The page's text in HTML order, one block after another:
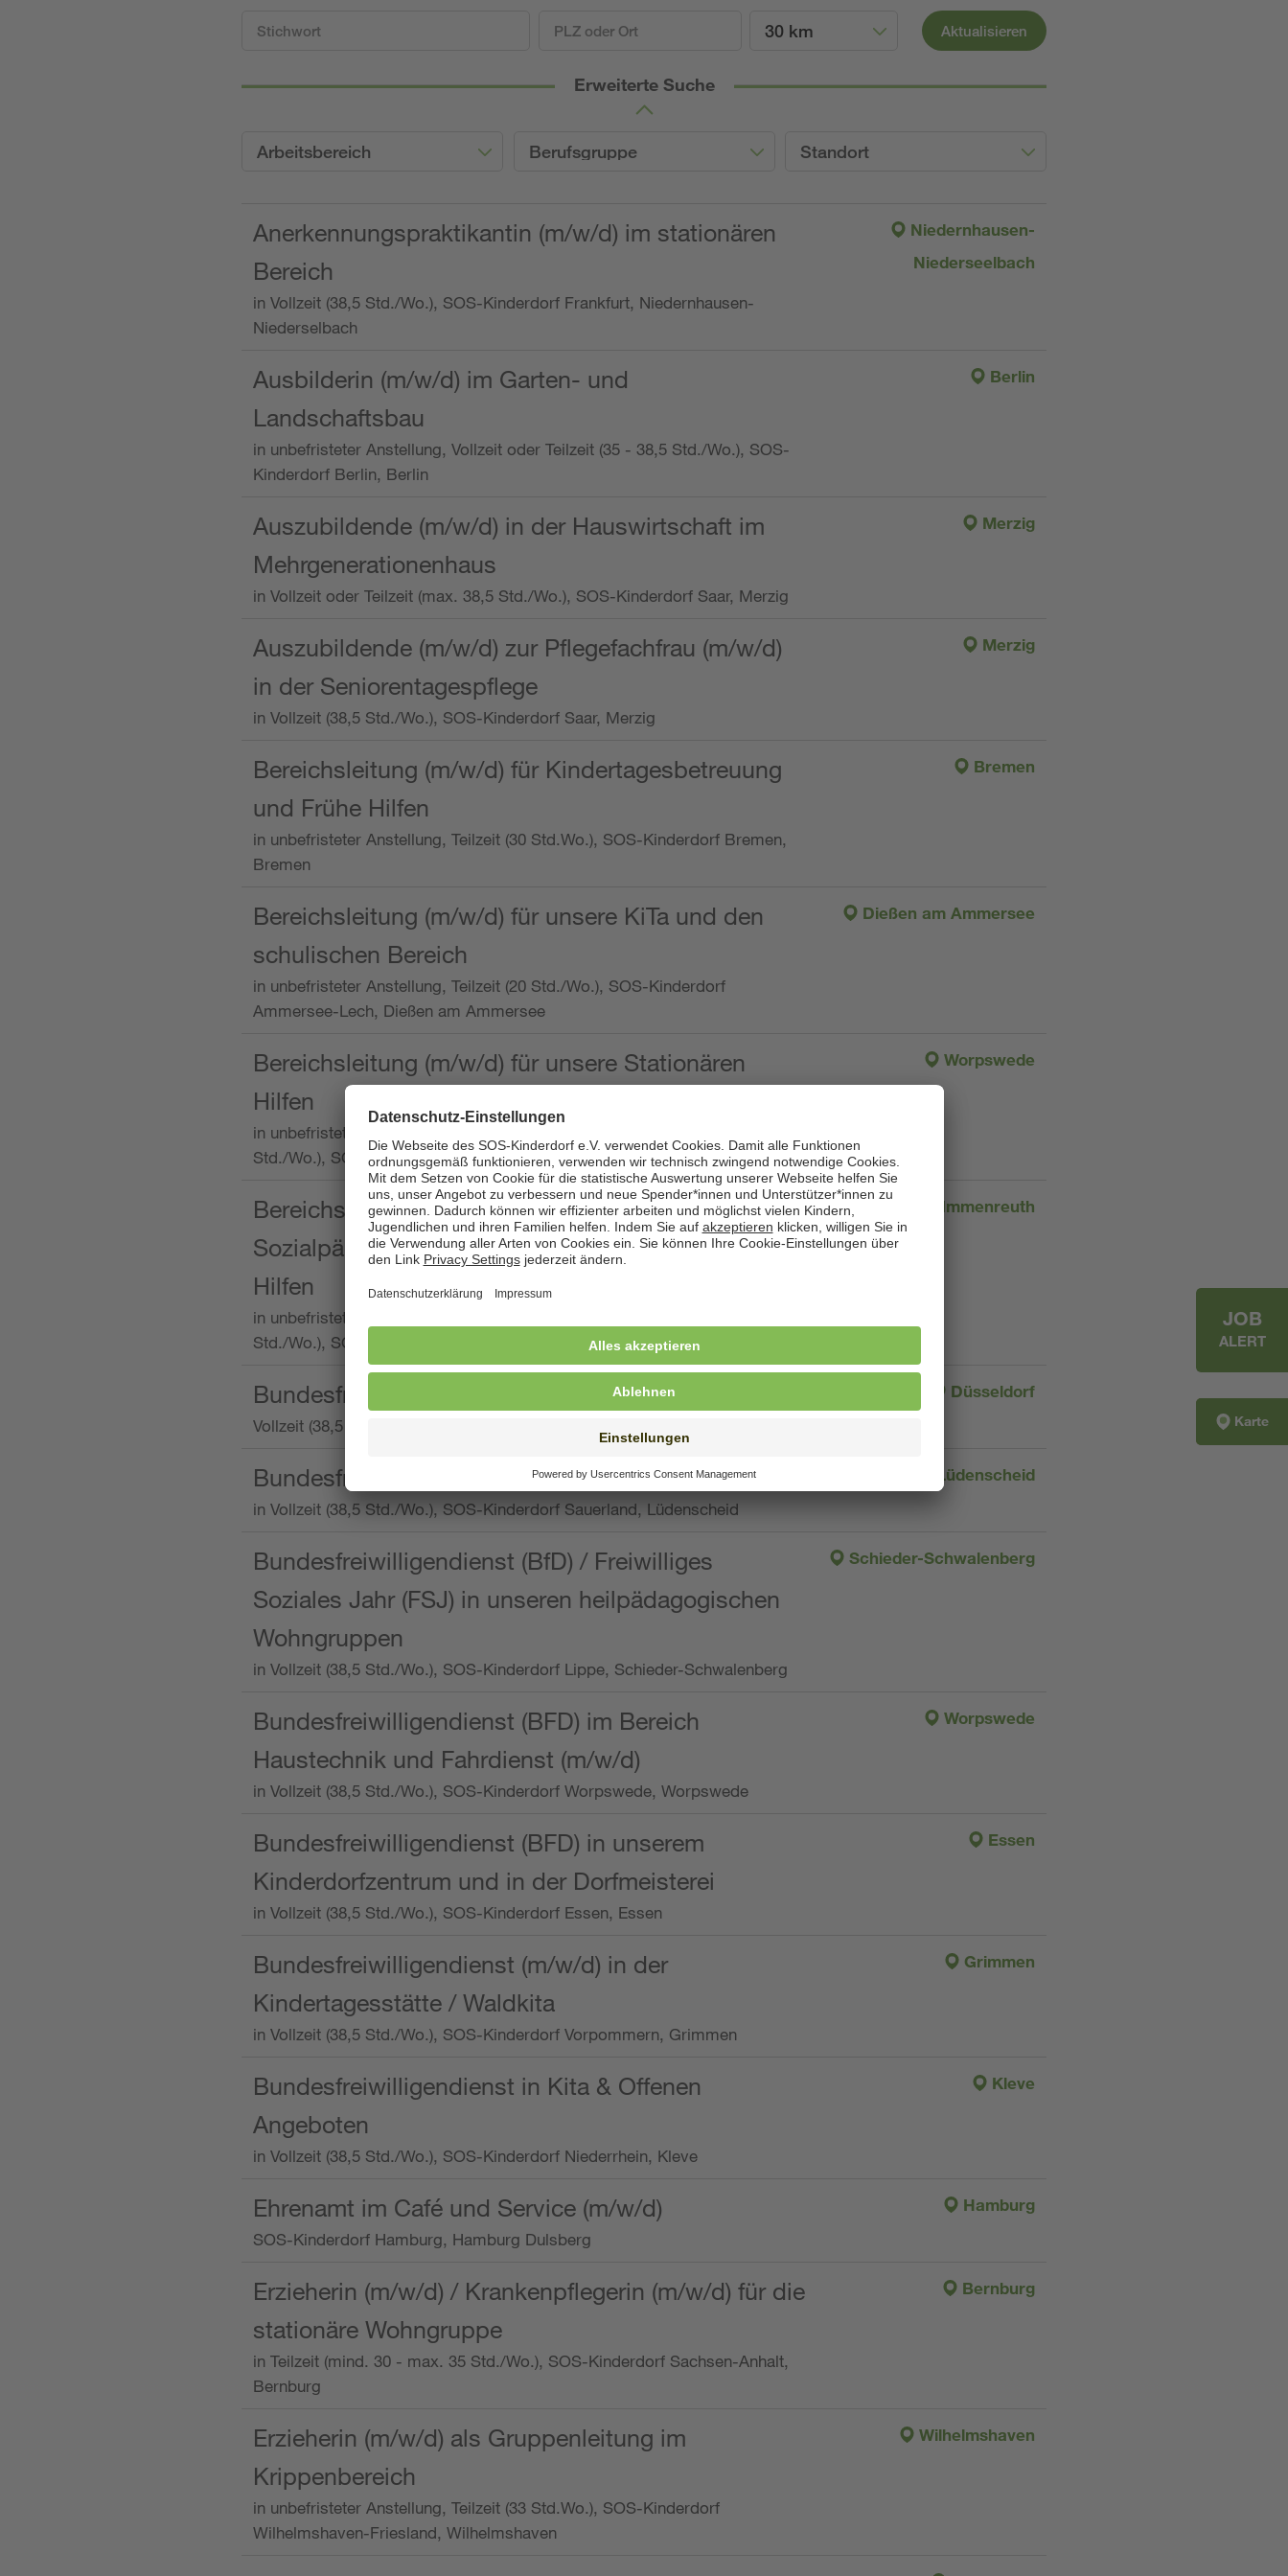
30 km Aktualisieren
Erweiterte Suche
Arbeitsbereich Berufsgruppe Standort
Anerkennungspraktikantin (m/w/d) im stationären
Bereich
in Vollzeit (38,5 Std./Wo.), SOS-Kinderdorf Frankfurt, Niedernhausen-
Niederselbach
Niedernhausen-
Niederseelbach
Ausbilderin (m/w/d) im Garten- und
Landschaftsbau
in unbefristeter Anstellung, Vollzeit oder Teilzeit (35 - 38,5 Std./Wo.), SOS-
Kinderdorf Berlin, Berlin
Berlin
Auszubildende (m/w/d) in der Hauswirtschaft im
Mehrgenerationenhaus
in Vollzeit oder Teilzeit (max. 38,5 Std./Wo.), SOS-Kinderdorf Saar, Merzig
Merzig
Auszubildende (m/w/d) zur Pflegefachfrau (m/w/d)
in der Seniorentagespflege
in Vollzeit (38,5 Std./Wo.), SOS-Kinderdorf Saar, Merzig
Merzig
Bereichsleitung (m/w/d) für Kindertagesbetreuung
und Frühe Hilfen
in unbefristeter Anstellung, Teilzeit (30 Std.Wo.), SOS-Kinderdorf Bremen,
Bremen
Bremen
Bereichsleitung (m/w/d) für unsere KiTa und den
schulischen Bereich
in unbefristeter Anstellung, Teilzeit (20 Std./Wo.), SOS-Kinderdorf
Ammersee-Lech, Dießen am Ammersee
Dießen am Ammersee
Bereichsleitung (m/w/d) für unsere Stationären
Hilfen
in unbefristeter Anstellung, Vollzeit oder Teilzeit (mind. 30 - max. 38,5
Std./Wo.), SOS-Kinderdorf Worpswede,
Worpswede
Bereichsleitung mit der Qualifikation als
Sozialpädagogin (m/w/d) und die Ambulanten
Hilfen
in unbefristeter Anstellung, Vollzeit oder Teilzeit (min. 34 bis max. 38,5
Std./Wo.), SOS-Kinderdorf Oberpfalz, Immenreuth
Immenreuth
Bundesfreiwilligendienst
Vollzeit (38,5 Stunden pro Woche), SOS-Kinderdorf Düsseldorf
Düsseldorf
Bundesfreiwilligendienst
in Vollzeit (38,5 Std./Wo.), SOS-Kinderdorf Sauerland, Lüdenscheid
Lüdenscheid
Bundesfreiwilligendienst (BfD) / Freiwilliges
Soziales Jahr (FSJ) in unseren heilpädagogischen
Wohngruppen
in Vollzeit (38,5 Std./Wo.), SOS-Kinderdorf Lippe, Schieder-Schwalenberg
Schieder-Schwalenberg
Bundesfreiwilligendienst (BFD) im Bereich
Haustechnik und Fahrdienst (m/w/d)
in Vollzeit (38,5 Std./Wo.), SOS-Kinderdorf Worpswede, Worpswede
Worpswede
Bundesfreiwilligendienst (BFD) in unserem
Kinderdorfzentrum und in der Dorfmeisterei
in Vollzeit (38,5 Std./Wo.), SOS-Kinderdorf Essen, Essen
Essen
Bundesfreiwilligendienst (m/w/d) in der
Kindertagesstätte / Waldkita
in Vollzeit (38,5 Std./Wo.), SOS-Kinderdorf Vorpommern, Grimmen
Grimmen
Bundesfreiwilligendienst in Kita & Offenen
Angeboten
in Vollzeit (38,5 Std./Wo.), SOS-Kinderdorf Niederrhein, Kleve
Kleve
Ehrenamt im Café und Service (m/w/d)
SOS-Kinderdorf Hamburg, Hamburg Dulsberg
Hamburg
Erzieherin (m/w/d) / Krankenpflegerin (m/w/d) für die
stationäre Wohngruppe
in Teilzeit (mind. 30 - max. 35 Std./Wo.), SOS-Kinderdorf Sachsen-Anhalt,
Bernburg
Bernburg
Erzieherin (m/w/d) als Gruppenleitung im
Krippenbereich
in unbefristeter Anstellung, Teilzeit (33 Std.Wo.), SOS-Kinderdorf
Wilhelmshaven-Friesland, Wilhelmshaven
Wilhelmshaven
JOB
ALERT
Karte